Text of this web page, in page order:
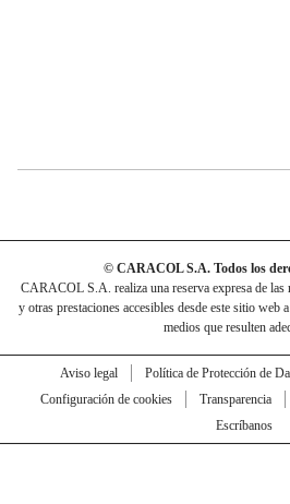
© CARACOL S.A. Todos los
CARACOL S.A. realiza una reserva expresa de las
y otras prestaciones accesibles desde este sitio web
medios que resulten
Aviso legal Política de Protección de
Configuración de cookies
Transparencia
Escríbanos